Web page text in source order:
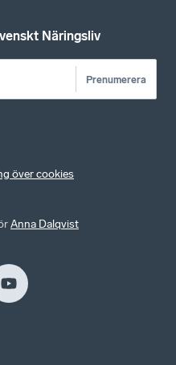
Näringsliv
Prenumerera
över cookies
Anna Dalqvist